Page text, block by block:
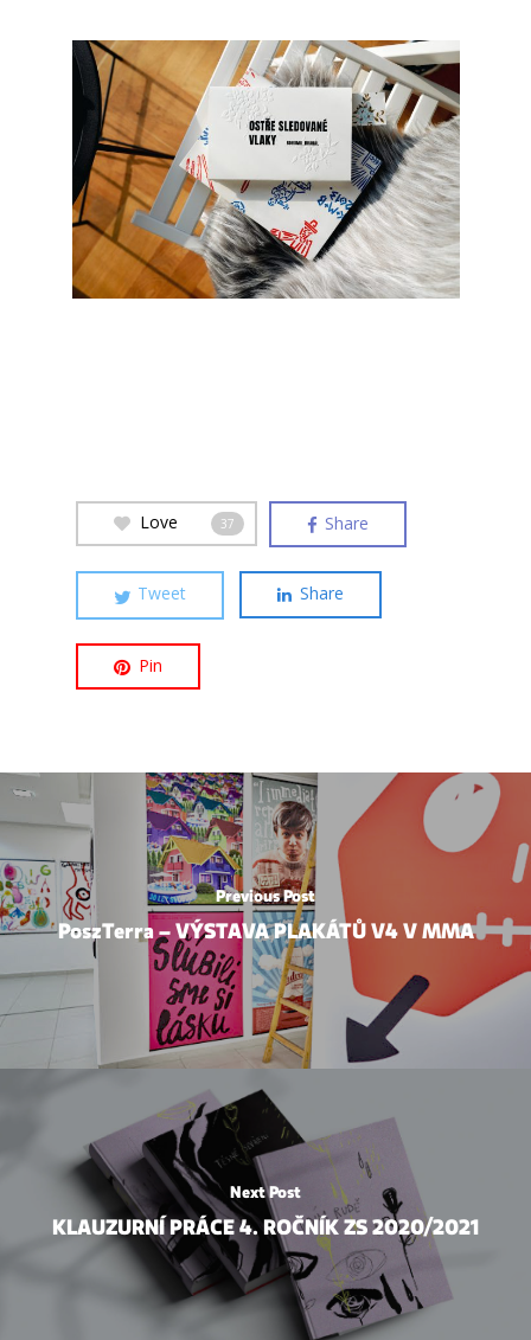
Love 37 Share
Tweet Share
Pin
Previous Post
PoszTerra – VÝSTAVA PLAKÁTŮ V4 V MMA
Next Post
KLAUZURNÍ PRÁCE 4. ROČNÍK ZS 2020/2021